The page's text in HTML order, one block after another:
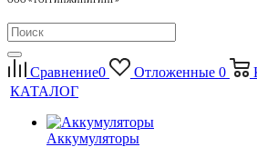
Сравнение0 Отложенные 0
КАТАЛОГ
Аккумуляторы